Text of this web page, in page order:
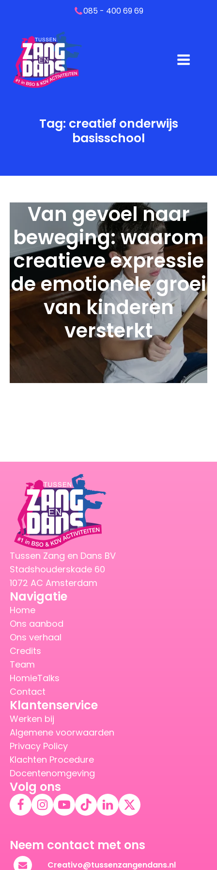
085 - 400 69 69
Tag: creatief onderwijs
basisschool
Van gevoel naar
beweging: waarom
creatieve expressie
de emotionele groei
van kinderen
versterkt
Tussen Zang en Dans BV
Stadshouderskade 60
1072 AC Amsterdam
Navigatie
Home
Ons aanbod
Ons verhaal
Credits
Team
HomieTalks
Contact
Klantenservice
Werken bij
Algemene voorwaarden
Privacy Policy
Klachten Procedure
Docentenomgeving
Volg ons
Neem contact met ons
Creativo@tussenzangendans.nl